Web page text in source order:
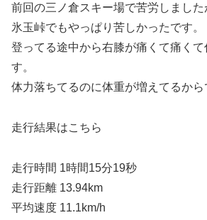
前回の三ノ倉スキー場で苦労しました
氷玉峠でもやっぱり苦しかったです。
登ってる途中から右膝が痛くて痛く
す。
体力落ちてるのに体重が増えてるから
走行結果はこちら
走行時間 1時間15分19秒
走行距離 13.94km
平均速度 11.1km/h